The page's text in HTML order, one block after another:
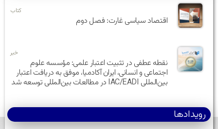
کتاب
اقتصاد سیاسی غارت: فصل دوم
خبر
نقطه عطفی در تثبیت اعتبار علمی: مؤسسه علوم
اجتماعی و انسانی، ایران آکادمیا، موفق به دریافت اعتبار
بین‌المللی IAC/EADI در مطالعات بین‌المللی توسعه شد
رویدادها